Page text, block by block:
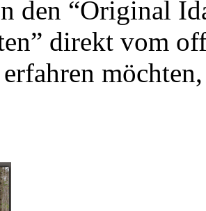
den “Original
direkt vom